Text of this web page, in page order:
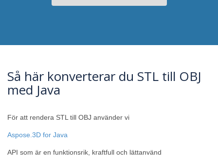
Så här konverterar du STL till OBJ
med Java
För att rendera STL till OBJ använder vi
Aspose.3D for Java
API som är en funktionsrik, kraftfull och lättanvänd